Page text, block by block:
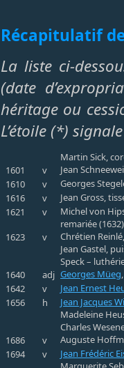
Récapitulatif
La liste ci-
(date
héritage ou
L’étoile (*)
Martin Sick,
1601
v
Jean
1610
v
Georges
1616
v
Jean Gross,
1621
v
Michel von
remariée
1623
v
Chrétien
Jean Gastel,
Speck –
1640
adj Georges Müeg
1642
v
Jean Ernest
1656
h
Jean Jacques
Madeleine
Charles
1686
v
Auguste
1694
v
Jean Frédéric